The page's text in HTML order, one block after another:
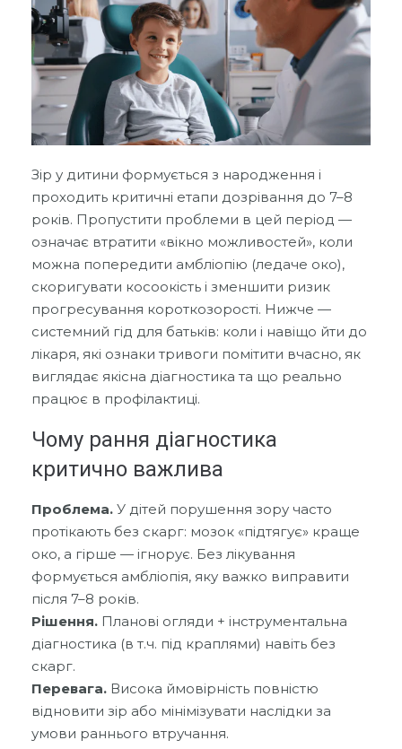
Зір у дитини формується з народження і
проходить критичні етапи дозрівання до 7–8
років. Пропустити проблеми в цей період —
означає втратити «вікно можливостей», коли
можна попередити амбліопію (ледаче око),
скоригувати косоокість і зменшити ризик
прогресування короткозорості. Нижче —
системний гід для батьків: коли і навіщо йти до
лікаря, які ознаки тривоги помітити вчасно, як
виглядає якісна діагностика та що реально
працює в профілактиці.
Чому рання діагностика
критично важлива
Проблема. У дітей порушення зору часто
протікають без скарг: мозок «підтягує» краще
око, а гірше — ігнорує. Без лікування
формується амбліопія, яку важко виправити
після 7–8 років.
Рішення. Планові огляди + інструментальна
діагностика (в т.ч. під краплями) навіть без
скарг.
Перевага. Висока ймовірність повністю
відновити зір або мінімізувати наслідки за
умови раннього втручання.